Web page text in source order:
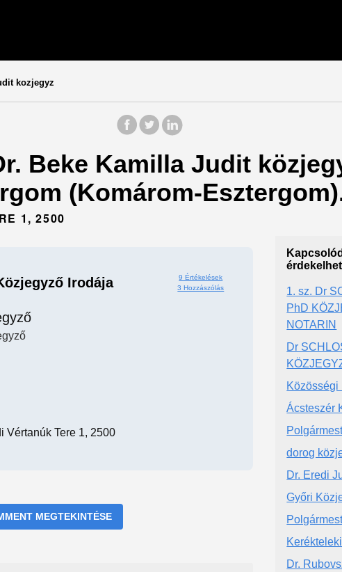
kozjegyz
Beke Kamilla Judit
(Komárom-
1, 2500
Irodája
9 Értékelések
3 Hozzászólás
Vértanúk Tere 1, 2500
MEGTEKINTÉSE
1. sz. Dr
PhD
NOTARIN
Dr
Közösségi
Ácsteszér
dorog
Dr. Eredi
Győri
Dr.